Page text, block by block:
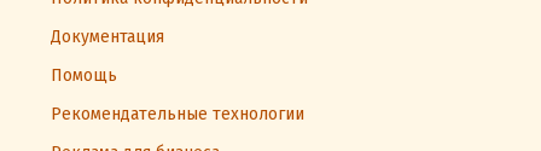
Документация
Помощь
Рекомендательные технологии